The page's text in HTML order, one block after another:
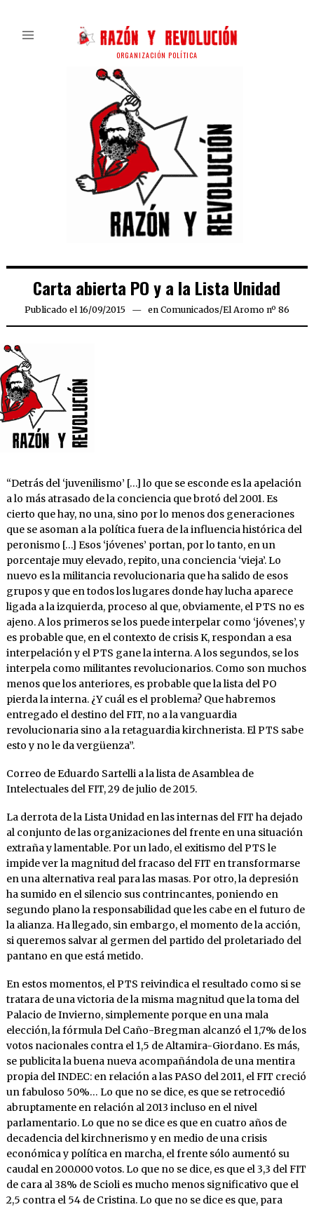
ORGANIZACIÓN POLÍTICA
Carta abierta PO y a la Lista Unidad
Publicado el 16/09/201524/09/2015
en Comunicados/El Aromo nº 86
“Detrás del ‘juvenilismo’ […] lo que se esconde es la apelación
a lo más atrasado de la conciencia que brotó del 2001. Es
cierto que hay, no una, sino por lo menos dos generaciones
que se asoman a la política fuera de la influencia histórica del
peronismo […] Esos ‘jóvenes’ portan, por lo tanto, en un
porcentaje muy elevado, repito, una conciencia ‘vieja’. Lo
nuevo es la militancia revolucionaria que ha salido de esos
grupos y que en todos los lugares donde hay lucha aparece
ligada a la izquierda, proceso al que, obviamente, el PTS no es
ajeno. A los primeros se los puede interpelar como ‘jóvenes’, y
es probable que, en el contexto de crisis K, respondan a esa
interpelación y el PTS gane la interna. A los segundos, se los
interpela como militantes revolucionarios. Como son muchos
menos que los anteriores, es probable que la lista del PO
pierda la interna. ¿Y cuál es el problema? Que habremos
entregado el destino del FIT, no a la vanguardia
revolucionaria sino a la retaguardia kirchnerista. El PTS sabe
esto y no le da vergüenza”.
Correo de Eduardo Sartelli a la lista de Asamblea de
Intelectuales del FIT, 29 de julio de 2015.
La derrota de la Lista Unidad en las internas del FIT ha dejado
al conjunto de las organizaciones del frente en una situación
extraña y lamentable. Por un lado, el exitismo del PTS le
impide ver la magnitud del fracaso del FIT en transformarse
en una alternativa real para las masas. Por otro, la depresión
ha sumido en el silencio sus contrincantes, poniendo en
segundo plano la responsabilidad que les cabe en el futuro de
la alianza. Ha llegado, sin embargo, el momento de la acción,
si queremos salvar al germen del partido del proletariado del
pantano en que está metido.
En estos momentos, el PTS reivindica el resultado como si se
tratara de una victoria de la misma magnitud que la toma del
Palacio de Invierno, simplemente porque en una mala
elección, la fórmula Del Caño-Bregman alcanzó el 1,7% de los
votos nacionales contra el 1,5 de Altamira-Giordano. Es más,
se publicita la buena nueva acompañándola de una mentira
propia del INDEC: en relación a las PASO del 2011, el FIT creció
un fabuloso 50%… Lo que no se dice, es que se retrocedió
abruptamente en relación al 2013 incluso en el nivel
parlamentario. Lo que no se dice es que en cuatro años de
decadencia del kirchnerismo y en medio de una crisis
económica y política en marcha, el frente sólo aumentó su
caudal en 200.000 votos. Lo que no se dice, es que el 3,3 del FIT
de cara al 38% de Scioli es mucho menos significativo que el
2,5 contra el 54 de Cristina. Lo que no se dice es que, para